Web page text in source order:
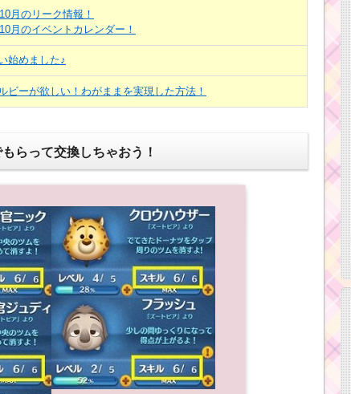
月のリーク情報！
月のイベントカレンダー！
始めました♪
ビーが欲しい！わがままを実現した方法！
らって交換しちゃおう！